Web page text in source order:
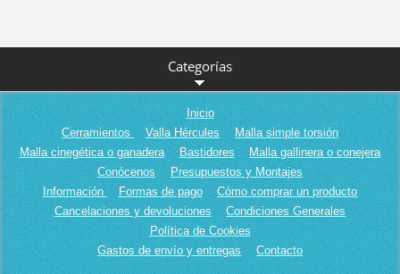
Categorías
Inicio
Cerramientos
Valla Hércules
Malla simple torsión
Malla cinegética o ganadera
Bastidores
Malla gallinera o conejera
Conócenos
Presupuestos y Montajes
Información
Formas de pago
Cómo comprar un producto
Cancelaciones y devoluciones
Condiciones Generales
Política de Cookies
Gastos de envío y entregas
Contacto